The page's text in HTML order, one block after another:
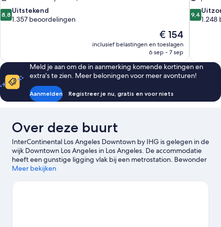
8.8
van
beoordelingen
8,8 Uitstekend
1.357 beoordelingen
De
prijs
is
€ 154
inclusief belastingen en toeslagen
6 sep - 7 sep
9.4
van
9,4
1.248
Meld je aan om de in aanmerking komende kortingen en
extra's te zien. Meer beloningen voor meer avonturen!
Aanmelden Registreer je nu, gratis en voor niets
Over deze buurt
InterContinental Los Angeles Downtown by IHG is gelegen in de
wijk Downtown Los Angeles in Los Angeles. De accommodatie
heeft een gunstige ligging vlak bij een metrostation. Bewonder
het natuurschoon van de omgeving bij Pershing Square en
hoogtepunten. Zin in een evenement of wedstrijd? Kijk dan
Meer bekijken